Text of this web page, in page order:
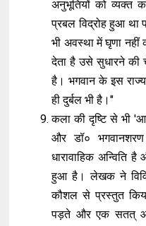
अनुभूतियों को व्यक्त
प्रबल विद्रोह हुआ
भी अवस्था में घृणा नहीं
देता है उसे सुधारने की
है। भगवान के इस
ही दुर्बल भी है।"
कला की दृष्टि से भी
और डॉ०
धारावाहिक अन्विति
हुआ है। लेखक ने
कौशल से प्रस्तुत
पड़ते और एक सतत्